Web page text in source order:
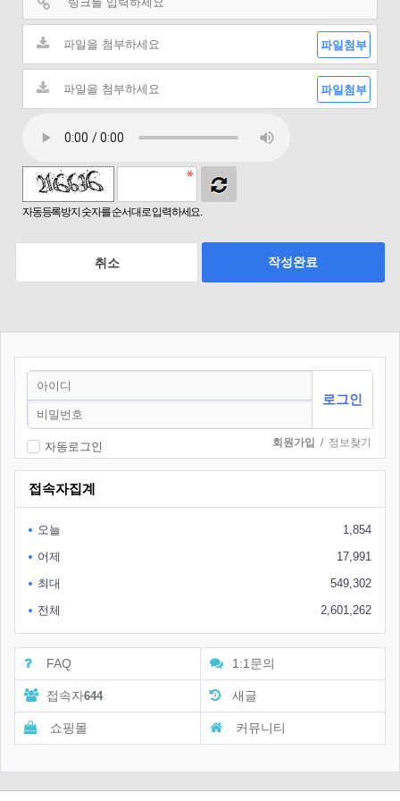
파일첨부
파일첨부
자동등록방지 숫자를 순서대로 입력하세요.
취소 작성완료
자동로그인 회원가입 / 정보찾기
접속자집계
오늘
1,854
어제
17,991
최대
549,302
전체
2,601,262
FAQ 1:1문의
접속자644 새글
쇼핑몰 커뮤니티